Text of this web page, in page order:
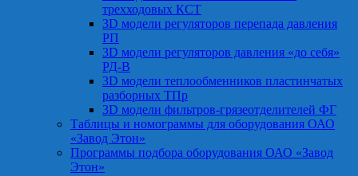
трехходовых КСТ
3D модели регуляторов перепада давления
РП
3D модели регуляторов давления «до себя»
РД-В
3D модели теплообменников пластинчатых
разборных ТПр
3D модели фильтров-грязеотделителей ФГ
Таблицы и номограммы для оборудования ОАО
«Завод Этон»
Программы подбора оборудования ОАО «Завод
Этон»